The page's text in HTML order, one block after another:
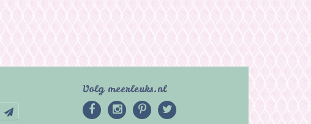
Volg meerleuks.nl